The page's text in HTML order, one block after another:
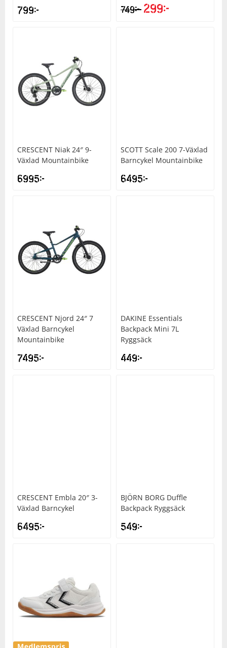
799kr 749kr 299kr
CRESCENT Niak 24″ 9-
Växlad Mountainbike
6995kr
SCOTT Scale 200 7-Växlad
Barncykel Mountainbike
6495kr
CRESCENT Njord 24″ 7
Växlad Barncykel
Mountainbike
7495kr
DAKINE Essentials
Backpack Mini 7L
Ryggsäck
449kr
CRESCENT Embla 20″ 3-
Växlad Barncykel
6495kr
BJÖRN BORG Duffle
Backpack Ryggsäck
549kr